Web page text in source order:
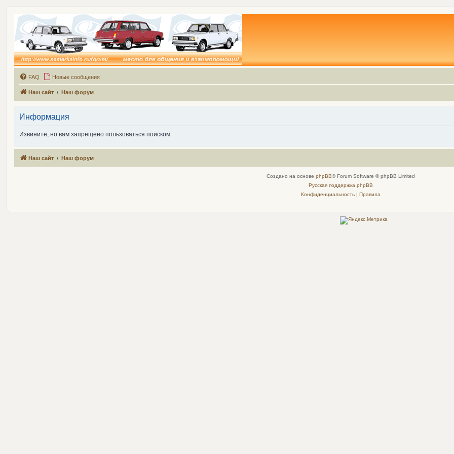
FAQ Новые сообщения
Наш сайт Наш форум
Информация
Извините, но вам запрещено пользоваться поиском.
Наш сайт Наш форум
Создано на основе phpBB® Forum Software © phpBB Limited
Русская поддержка phpBB
Конфиденциальность| Правила